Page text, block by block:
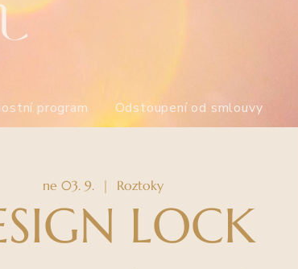
program Odstoupení od smlouvy
ne 03. 9.
  |
Roztoky
LOCK